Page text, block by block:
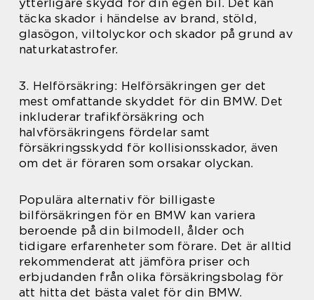
ytterligare skydd för din egen bil. Det kan
täcka skador i händelse av brand, stöld,
glasögon, viltolyckor och skador på grund av
naturkatastrofer.
3. Helförsäkring: Helförsäkringen ger det
mest omfattande skyddet för din BMW. Det
inkluderar trafikförsäkring och
halvförsäkringens fördelar samt
försäkringsskydd för kollisionsskador, även
om det är föraren som orsakar olyckan.
Populära alternativ för billigaste
bilförsäkringen för en BMW kan variera
beroende på din bilmodell, ålder och
tidigare erfarenheter som förare. Det är alltid
rekommenderat att jämföra priser och
erbjudanden från olika försäkringsbolag för
att hitta det bästa valet för din BMW.